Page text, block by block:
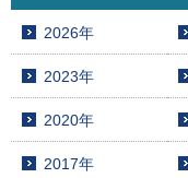
2026年
2023年
2020年
2017年